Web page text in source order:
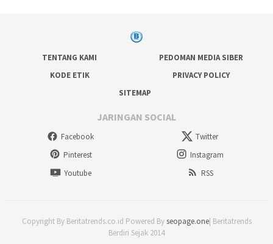
TENTANG KAMI
PEDOMAN MEDIA SIBER
KODE ETIK
PRIVACY POLICY
SITEMAP
JARINGAN SOCIAL
Facebook
Twitter
Pinterest
Instagram
Youtube
RSS
Copyright By Beritatrends.co.id Powered Byseopage.one| Beritatrends
Berdiri Sejak 2014